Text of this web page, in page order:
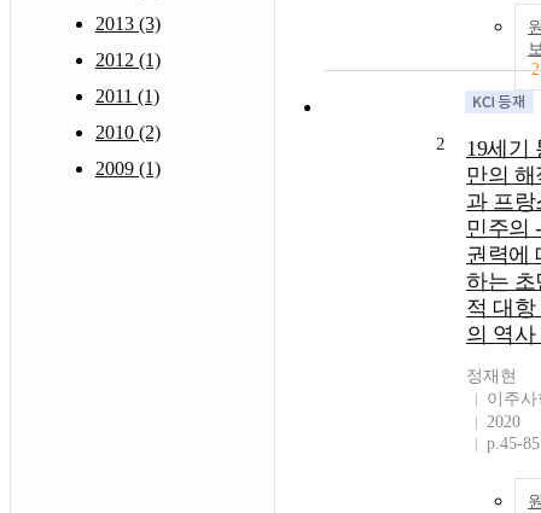
2013 (3)
2012 (1)
2011 (1)
2010 (2)
2009 (1)
2
2
19세기
만의 해
과 프랑
민주의
권력에
하는 초
적 대항
의 역사
정재현
이주
2020
p.45-85